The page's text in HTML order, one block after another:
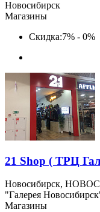
Новосибирск
Магазины
Скидка:7% - 0%
21 Shop ( ТРЦ
Новосибирск,
"Галерея
Магазины